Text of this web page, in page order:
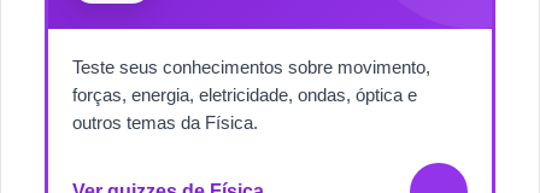
Teste seus conhecimentos sobre movimento,
forças, energia, eletricidade, ondas, óptica e
outros temas da Física.